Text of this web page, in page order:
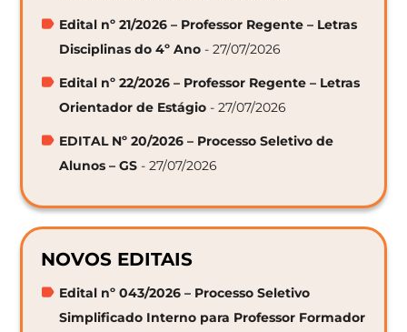
Edital nº 21/2026 – Professor Regente – Letras
Disciplinas do 4º Ano - 27/07/2026
Edital nº 22/2026 – Professor Regente – Letras
Orientador de Estágio - 27/07/2026
EDITAL Nº 20/2026 – Processo Seletivo de
Alunos – GS - 27/07/2026
NOVOS EDITAIS
Edital nº 043/2026 – Processo Seletivo
Simplificado Interno para Professor Formador